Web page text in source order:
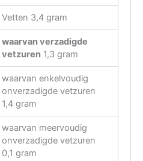
Vetten 3,4 gram
waarvan verzadigde
vetzuren 1,3 gram
waarvan enkelvoudig
onverzadigde vetzuren
1,4 gram
waarvan meervoudig
onverzadigde vetzuren
0,1 gram